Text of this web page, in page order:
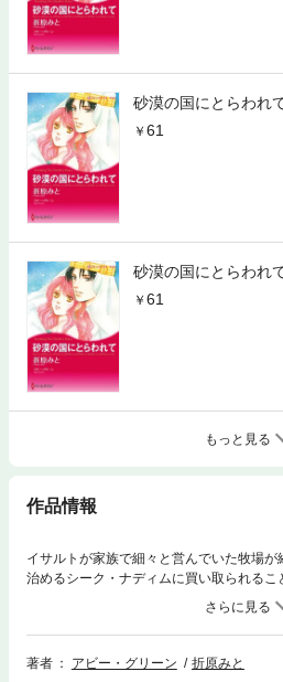
砂漠の国にとらわれ
61
砂漠の国にとらわれ
61
もっと見る
作品情報
イサルトが家族で細々と営んでいた牧場
治めるシーク・ナディムに買い取られるこ
やって来たナディムは１頭の馬を気に入り
彼の国に同行するよう命じる。牧場を奪い
置いてアイルランドを離れろですって!?
ナディムは黒い瞳を冷ややかに輝かせ、
著者 アビー・グリーン
折原みと